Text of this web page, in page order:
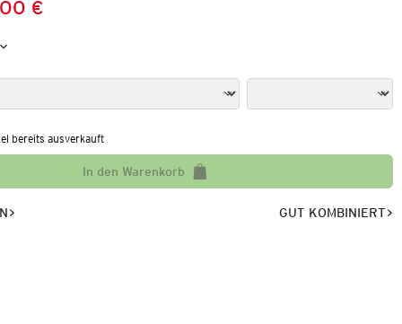
€
bereits ausverkauft
In den Warenkorb
GUT KOMBINIERT